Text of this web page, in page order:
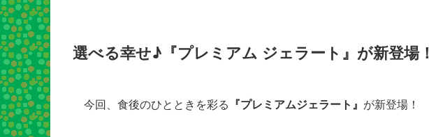
選べる幸せ♪『プレミアム ジェラート』が新登場！
今回、食後のひとときを彩る 『プレミアムジェラート』 が新登場！